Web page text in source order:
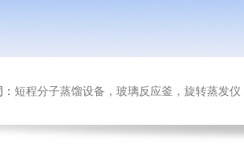
短程分子蒸馏设备，玻璃反应釜，旋转蒸发